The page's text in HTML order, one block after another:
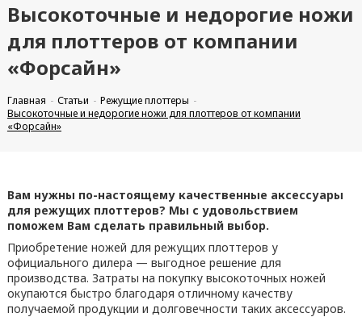
Высокоточные и недорогие ножи
для плоттеров от компании
«Форсайн»
Главная Статьи
Режущие плоттеры
Высокоточные и недорогие ножи для плоттеров от компании
«Форсайн»
Вам нужны по-настоящему качественные аксессуары
для режущих плоттеров? Мы с удовольствием
поможем Вам сделать правильный выбор.
Приобретение ножей для режущих плоттеров у
официального дилера — выгодное решение для
производства. Затраты на покупку высокоточных ножей
окупаются быстро благодаря отличному качеству
получаемой продукции и долговечности таких аксессуаров.